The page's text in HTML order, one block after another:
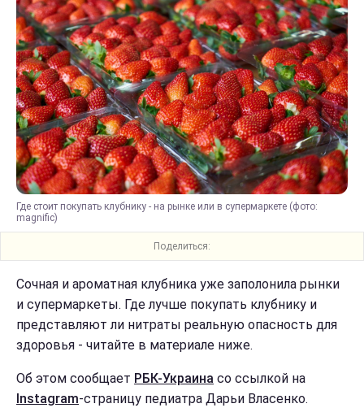
Где стоит покупать клубнику - на рынке или в супермаркете (фото:
magnific)
Поделиться:
Сочная и ароматная клубника уже заполонила рынки
и супермаркеты. Где лучше покупать клубнику и
представляют ли нитраты реальную опасность для
здоровья - читайте в материале ниже.
Об этом сообщает РБК-Украина со ссылкой на
Instagram-страницу педиатра Дарьи Власенко.